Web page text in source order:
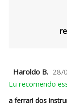
Haroldo B. 28/
Eu recomendo
a ferrari dos